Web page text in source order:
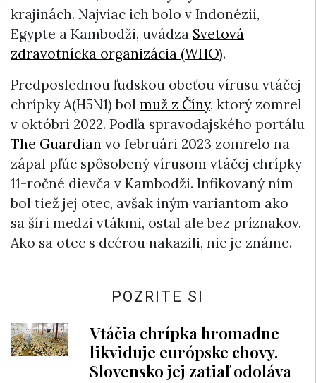
krajinách. Najviac ich bolo v Indonézii,
Egypte a Kambodži, uvádza Svetová
zdravotnícka organizácia (WHO).
Predposlednou ľudskou obeťou vírusu vtáčej
chrípky A(H5N1) bol muž z Číny, ktorý zomrel
v októbri 2022. Podľa spravodajského portálu
The Guardian vo februári 2023 zomrelo na
zápal pľúc spôsobený vírusom vtáčej chrípky
11-ročné dievča v Kambodži. Infikovaný ním
bol tiež jej otec, avšak iným variantom ako
sa šíri medzi vtákmi, ostal ale bez príznakov.
Ako sa otec s dcérou nakazili, nie je známe.
POZRITE SI
Vtáčia chrípka hromadne
likviduje európske chovy.
Slovensko jej zatiaľ odoláva